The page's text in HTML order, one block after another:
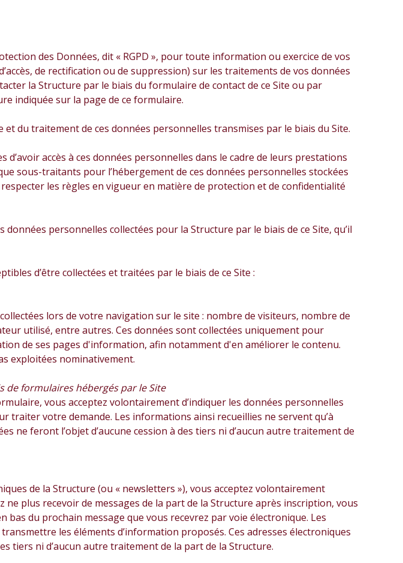
des Données, dit « RGPD », pour toute information ou exercice de vos
de rectification ou de suppression) sur les traitements de vos données
la Structure par le biais du formulaire de contact de ce Site ou par
indiquée sur la page de ce formulaire.
du traitement de ces données personnelles transmises par le biais du Site.
d’avoir accès à ces données personnelles dans le cadre de leurs prestations
sous-traitants pour l’hébergement de ces données personnelles stockées
les règles en vigueur en matière de protection et de confidentialité
données personnelles collectées pour la Structure par le biais de ce Site, qu’il
d’être collectées et traitées par le biais de ce Site :
lors de votre navigation sur le site : nombre de visiteurs, nombre de
utilisé, entre autres. Ces données sont collectées uniquement pour
de ses pages d'information, afin notamment d'en améliorer le contenu.
exploitées nominativement.
de formulaires hébergés par le Site
vous acceptez volontairement d’indiquer les données personnelles
traiter votre demande. Les informations ainsi recueillies ne servent qu’à
ne feront l’objet d’aucune cession à des tiers ni d’aucun autre traitement de
de la Structure (ou « newsletters »), vous acceptez volontairement
ne plus recevoir de messages de la part de la Structure après inscription, vous
bas du prochain message que vous recevrez par voie électronique. Les
les éléments d’information proposés. Ces adresses électroniques
tiers ni d’aucun autre traitement de la part de la Structure.